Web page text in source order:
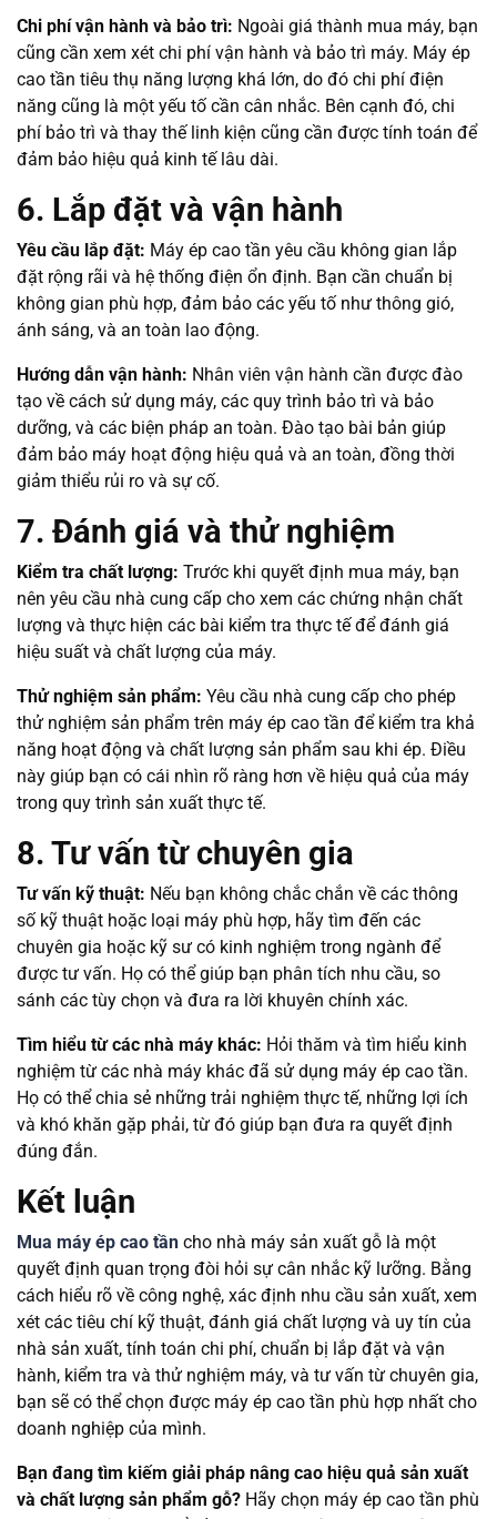
Chi phí vận hành và bảo trì: Ngoài giá thành mua máy, bạn
cũng cần xem xét chi phí vận hành và bảo trì máy. Máy ép
cao tần tiêu thụ năng lượng khá lớn, do đó chi phí điện
năng cũng là một yếu tố cần cân nhắc. Bên cạnh đó, chi
phí bảo trì và thay thế linh kiện cũng cần được tính toán để
đảm bảo hiệu quả kinh tế lâu dài.
6. Lắp đặt và vận hành
Yêu cầu lắp đặt: Máy ép cao tần yêu cầu không gian lắp
đặt rộng rãi và hệ thống điện ổn định. Bạn cần chuẩn bị
không gian phù hợp, đảm bảo các yếu tố như thông gió,
ánh sáng, và an toàn lao động.
Hướng dẫn vận hành: Nhân viên vận hành cần được đào
tạo về cách sử dụng máy, các quy trình bảo trì và bảo
dưỡng, và các biện pháp an toàn. Đào tạo bài bản giúp
đảm bảo máy hoạt động hiệu quả và an toàn, đồng thời
giảm thiểu rủi ro và sự cố.
7. Đánh giá và thử nghiệm
Kiểm tra chất lượng: Trước khi quyết định mua máy, bạn
nên yêu cầu nhà cung cấp cho xem các chứng nhận chất
lượng và thực hiện các bài kiểm tra thực tế để đánh giá
hiệu suất và chất lượng của máy.
Thử nghiệm sản phẩm: Yêu cầu nhà cung cấp cho phép
thử nghiệm sản phẩm trên máy ép cao tần để kiểm tra khả
năng hoạt động và chất lượng sản phẩm sau khi ép. Điều
này giúp bạn có cái nhìn rõ ràng hơn về hiệu quả của máy
trong quy trình sản xuất thực tế.
8. Tư vấn từ chuyên gia
Tư vấn kỹ thuật: Nếu bạn không chắc chắn về các thông
số kỹ thuật hoặc loại máy phù hợp, hãy tìm đến các
chuyên gia hoặc kỹ sư có kinh nghiệm trong ngành để
được tư vấn. Họ có thể giúp bạn phân tích nhu cầu, so
sánh các tùy chọn và đưa ra lời khuyên chính xác.
Tìm hiểu từ các nhà máy khác: Hỏi thăm và tìm hiểu kinh
nghiệm từ các nhà máy khác đã sử dụng máy ép cao tần.
Họ có thể chia sẻ những trải nghiệm thực tế, những lợi ích
và khó khăn gặp phải, từ đó giúp bạn đưa ra quyết định
đúng đắn.
Kết luận
Mua máy ép cao tần cho nhà máy sản xuất gỗ là một
quyết định quan trọng đòi hỏi sự cân nhắc kỹ lưỡng. Bằng
cách hiểu rõ về công nghệ, xác định nhu cầu sản xuất, xem
xét các tiêu chí kỹ thuật, đánh giá chất lượng và uy tín của
nhà sản xuất, tính toán chi phí, chuẩn bị lắp đặt và vận
hành, kiểm tra và thử nghiệm máy, và tư vấn từ chuyên gia,
bạn sẽ có thể chọn được máy ép cao tần phù hợp nhất cho
doanh nghiệp của mình.
Bạn đang tìm kiếm giải pháp nâng cao hiệu quả sản xuất
và chất lượng sản phẩm gỗ? Hãy chọn máy ép cao tần phù